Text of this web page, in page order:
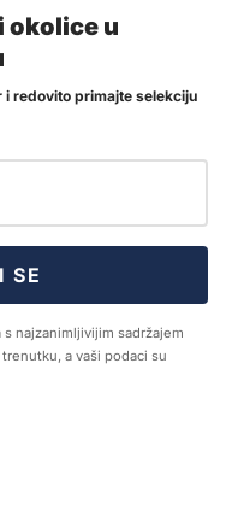
okolice u
redovito primajte selekciju
SE
najzanimljivijim sadržajem
a vaši podaci su